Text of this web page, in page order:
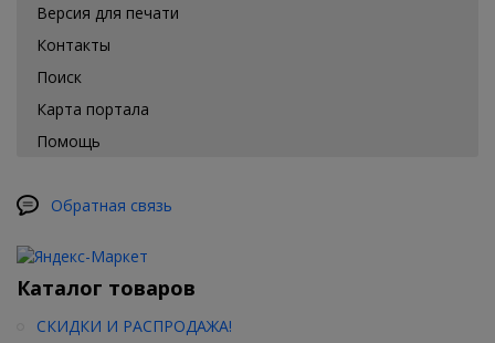
Версия для печати
Контакты
Поиск
Карта портала
Помощь
Обратная связь
Каталог товаров
СКИДКИ И РАСПРОДАЖА!